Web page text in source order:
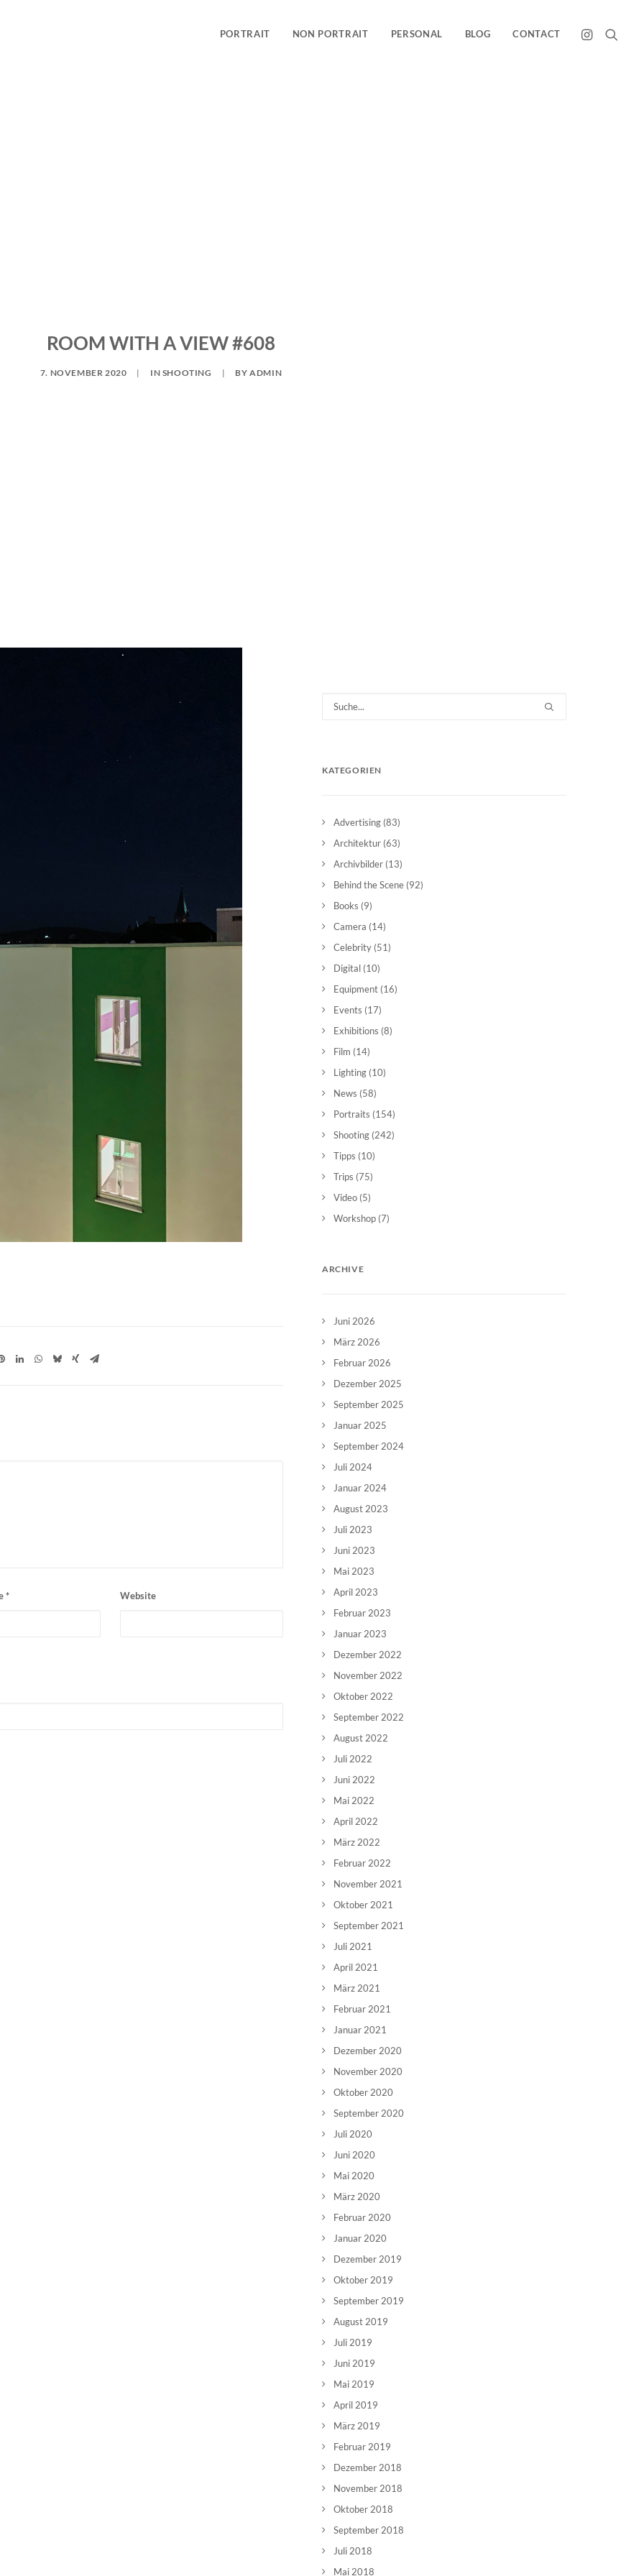
PORTRAIT NON PORTRAIT PERSONAL BLOG CONTACT
ROOM WITH A VIEW #608
7. NOVEMBER 2020 | IN SHOOTING | BYADMIN
* Website
KATEGORIEN
Advertising (83)
Architektur (63)
Archivbilder (13)
Behind the Scene (92)
Books (9)
Camera (14)
Celebrity (51)
Digital (10)
Equipment (16)
Events (17)
Exhibitions (8)
Film (14)
Lighting (10)
News (58)
Portraits (154)
Shooting (242)
Tipps (10)
Trips (75)
Video (5)
Workshop (7)
ARCHIVE
Juni 2026
März 2026
Februar 2026
Dezember 2025
September 2025
Januar 2025
September 2024
Juli 2024
Januar 2024
August 2023
Juli 2023
Juni 2023
Mai 2023
April 2023
Februar 2023
Januar 2023
Dezember 2022
November 2022
Oktober 2022
September 2022
August 2022
Juli 2022
Juni 2022
Mai 2022
April 2022
März 2022
Februar 2022
November 2021
Oktober 2021
September 2021
Juli 2021
April 2021
März 2021
Februar 2021
Januar 2021
Dezember 2020
November 2020
Oktober 2020
September 2020
Juli 2020
Juni 2020
Mai 2020
März 2020
Februar 2020
Januar 2020
Dezember 2019
Oktober 2019
September 2019
August 2019
Juli 2019
Juni 2019
Mai 2019
April 2019
März 2019
Februar 2019
Dezember 2018
November 2018
Oktober 2018
September 2018
Juli 2018
Mai 2018